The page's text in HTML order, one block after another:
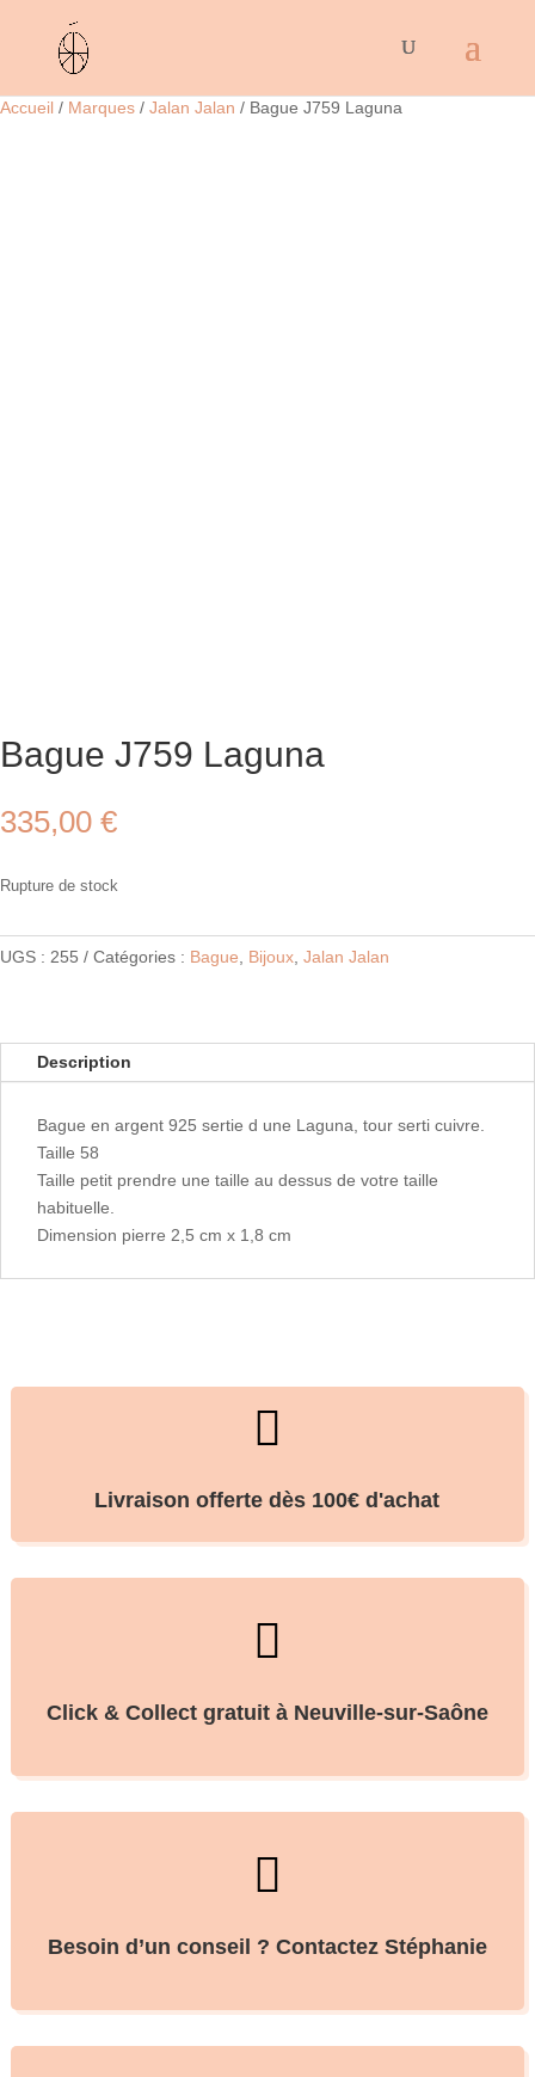
Accueil / Marques / Jalan Jalan / Bague J759 Laguna
Bague J759 Laguna
335,00 €
Rupture de stock
UGS : 255 Catégories : Bague Bijoux Jalan Jalan
Description
Bague en argent 925 sertie d une Laguna, tour serti cuivre.
Taille 58
Taille petit prendre une taille au dessus de votre taille
habituelle.
Dimension pierre 2,5 cm x 1,8 cm

Livraison offerte dès 100€ d'achat

Click & Collect gratuit à Neuville-sur-Saône

Besoin d’un conseil ? Contactez Stéphanie